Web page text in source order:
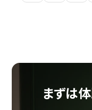
まずは